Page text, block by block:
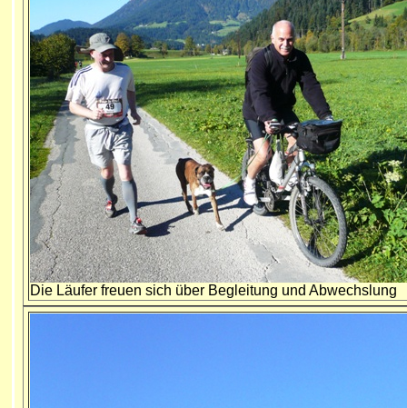
Die Läufer freuen sich über Begleitung und Abwechslung